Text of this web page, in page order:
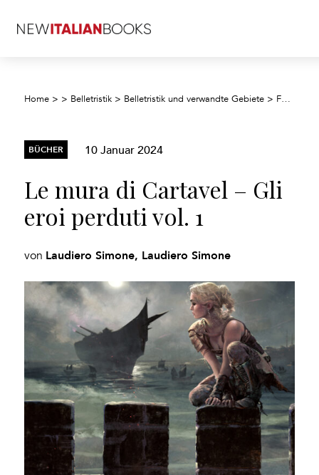
Home > > Belletristik > Belletristik und verwandte Gebiete > Fantasyliteratur
BÜCHER 10 Januar 2024
Le mura di Cartavel – Gli
eroi perduti vol. 1
von Laudiero Simone, Laudiero Simone